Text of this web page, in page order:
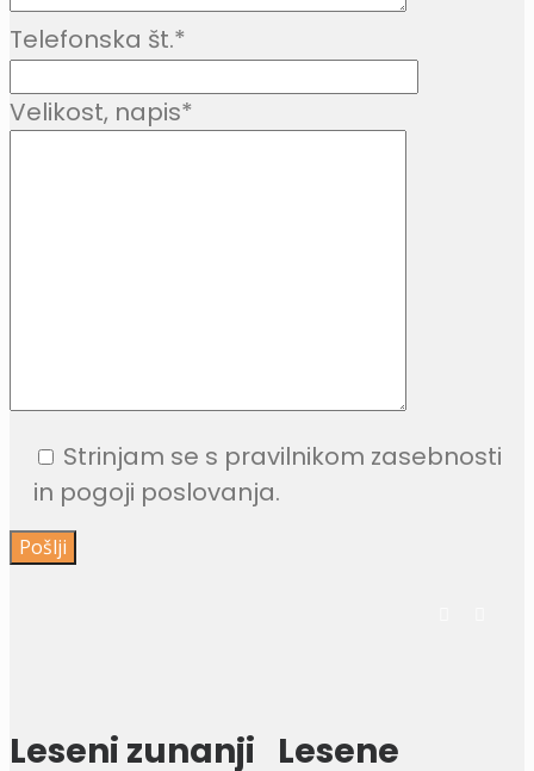
Telefonska št.*
Velikost, napis*
Strinjam se s pravilnikom zasebnosti
in pogoji poslovanja.
Leseni zunanji Lesene